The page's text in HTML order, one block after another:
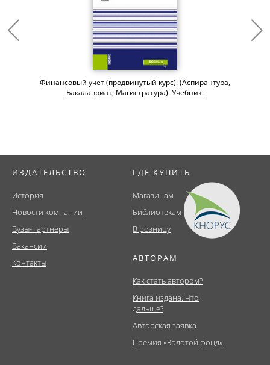
Финансовый учет (продвинутый курс). (Аспирантура,
Бакалавриат, Магистратура). Учебник.
ИЗДАТЕЛЬСТВО
История
Новости компании
Вузы-партнеры
Вакансии
Контакты
ГДЕ КУПИТЬ
Магазинам
Библиотекам
В розницу
АВТОРАМ
Как стать автором?
Книга издана. Что
дальше?
Авторская заявка
Премия «Золотой фонд»